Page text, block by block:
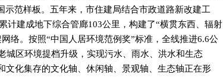
示范样板。五年来，市住建局结合市政道路新改建工
计建成地下综合管廊103公里，构建了“横贯东西、辐射
络。按照“中国人居环境范例奖”标准，全线推进6.6公
城区环境提档升级，实现污水、雨水、洪水和生态
文化集存的文化轴、休闲轴、景观轴、生态轴正在形